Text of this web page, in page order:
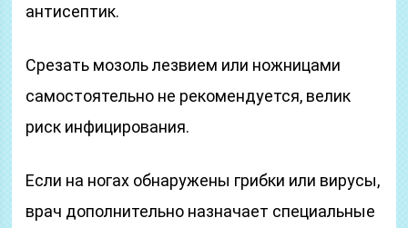
антисептик.
Срезать мозоль лезвием или ножницами
самостоятельно не рекомендуется, велик
риск инфицирования.
Если на ногах обнаружены грибки или вирусы,
врач дополнительно назначает специальные